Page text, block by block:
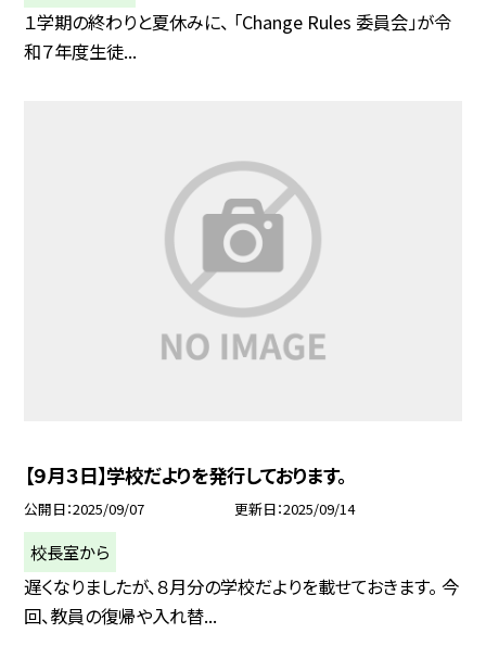
１学期の終わりと夏休みに、 「Change Rules 委員会」が令
和７年度生徒...
【９月３日】学校だよりを発行しております。
公開日 2025/09/07 更新日 2025/09/14
校長室から
遅くなりましたが、８月分の学校だよりを載せておきます。 今
回、教員の復帰や入れ替...